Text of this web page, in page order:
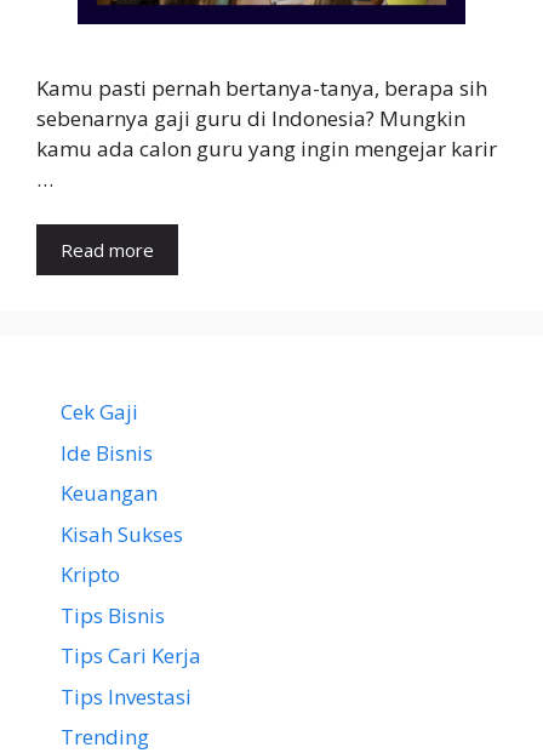
Kamu pasti pernah bertanya-tanya, berapa sih
sebenarnya gaji guru di Indonesia? Mungkin
kamu ada calon guru yang ingin mengejar karir
…
Read more
Cek Gaji
Ide Bisnis
Keuangan
Kisah Sukses
Kripto
Tips Bisnis
Tips Cari Kerja
Tips Investasi
Trending